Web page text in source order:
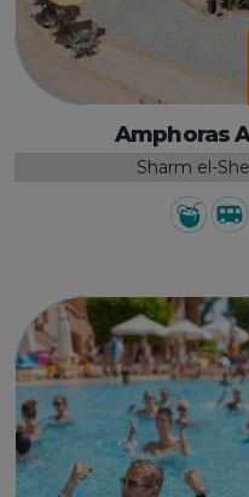
Amphoras
Sharm el-